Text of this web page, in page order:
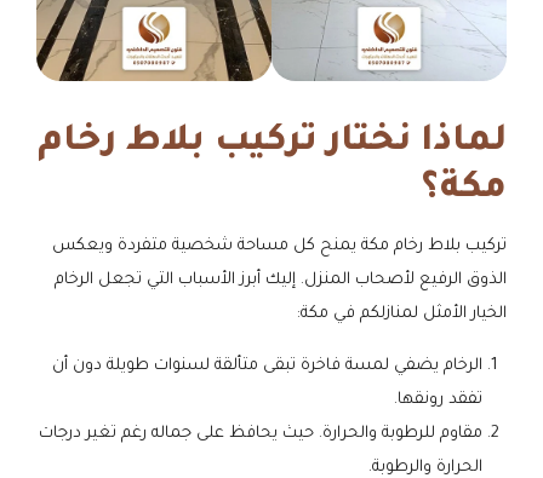
لماذا نختار تركيب بلاط رخام
مكة؟
تركيب بلاط رخام مكة يمنح كل مساحة شخصية متفردة ويعكس
الذوق الرفيع لأصحاب المنزل. إليك أبرز الأسباب التي تجعل الرخام
الخيار الأمثل لمنازلكم في مكة:
الرخام يضفي لمسة فاخرة تبقى متألقة لسنوات طويلة دون أن
تفقد رونقها.
مقاوم للرطوبة والحرارة. حيث يحافظ على جماله رغم تغير درجات
الحرارة والرطوبة.